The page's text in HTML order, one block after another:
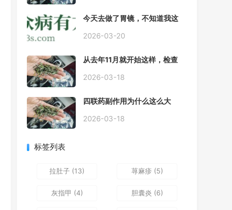
今天去做了胃镜，不知道我这
2026-03-20
从去年11月就开始这样，检查
是轻微的胃炎，胃不疼，但是
感，打出来就好一些，还一直
打空嗝，各种药吃了都没效果
2026-03-18
四联药副作用为什么这么大
2026-03-18
标签列表
拉肚子 (13) 荨麻疹 (5)
灰指甲 (4) 胆囊炎 (6)